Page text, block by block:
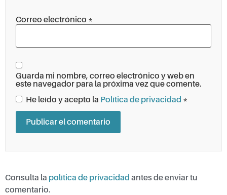
Correo electrónico *
Guarda mi nombre, correo electrónico y web en
este navegador para la próxima vez que comente.
He leído y acepto la Política de privacidad *
Consulta la política de privacidad antes de enviar tu
comentario.